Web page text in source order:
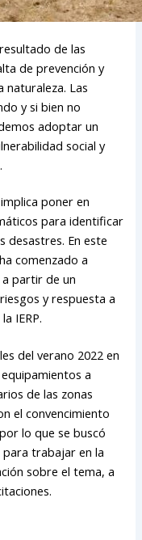
de las
de prevención y
naturaleza. Las
y si bien no
adoptar un
social y
poner en
para identificar
desastres. En este
comenzado a
partir de un
y respuesta a
IERP.
del verano 2022 en
a
de las zonas
el convencimiento
lo que se buscó
trabajar en la
sobre el tema, a